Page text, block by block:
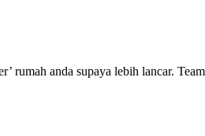
rumah anda supaya lebih lancar.